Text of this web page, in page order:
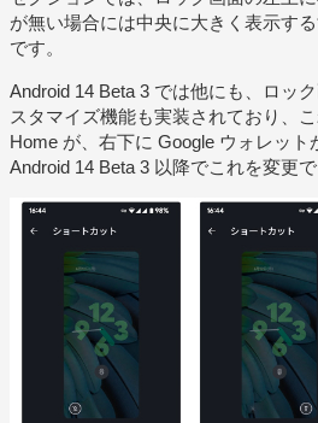
が無い場合には中央に大きく表示す
です。
Android 14 Beta 3 では他にも、ロッ
スタマイズ機能も実装されており、
Home が、右下に Google ウォレット
Android 14 Beta 3 以降でこれを変更で